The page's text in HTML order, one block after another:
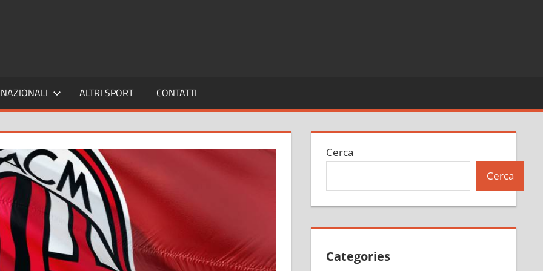
NAZIONALI ALTRI SPORT CONTATTI
Cerca
Cerca
Categories